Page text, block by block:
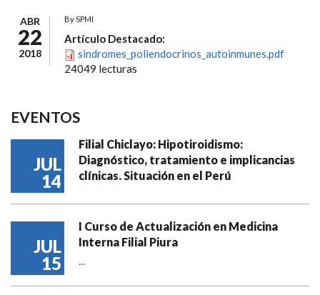
ABR
22
2018
BySPMI
Artículo Destacado:
sindromes_poliendocrinos_autoinmunes.pdf
24049 lecturas
EVENTOS
JUL
14
Filial Chiclayo: Hipotiroidismo:
Diagnóstico, tratamiento e implicancias
clínicas. Situación en el Perú
JUL
15
I Curso de Actualización en Medicina
Interna Filial Piura
...